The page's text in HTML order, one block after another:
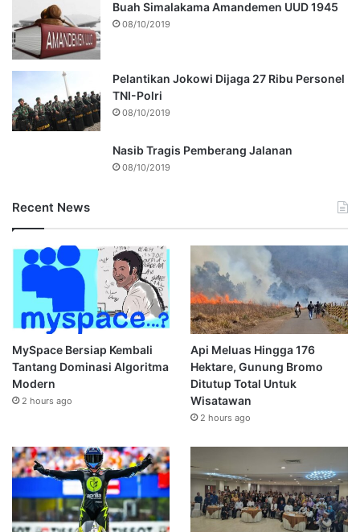
Buah Simalakama Amandemen UUD 1945
08/10/2019
Pelantikan Jokowi Dijaga 27 Ribu Personel
TNI-Polri
08/10/2019
Nasib Tragis Pemberang Jalanan
08/10/2019
Recent News
MySpace Bersiap Kembali
Tantang Dominasi Algoritma
Modern
2 hours ago
Api Meluas Hingga 176
Hektare, Gunung Bromo
Ditutup Total Untuk
Wisatawan
2 hours ago